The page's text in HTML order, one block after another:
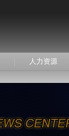
人力资源